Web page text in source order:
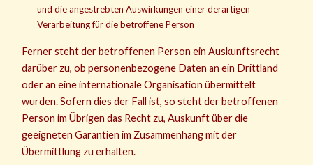
und die angestrebten Auswirkungen einer derartigen
Verarbeitung für die betroffene Person
Ferner steht der betroffenen Person ein Auskunftsrecht
darüber zu, ob personenbezogene Daten an ein Drittland
oder an eine internationale Organisation übermittelt
wurden. Sofern dies der Fall ist, so steht der betroffenen
Person im Übrigen das Recht zu, Auskunft über die
geeigneten Garantien im Zusammenhang mit der
Übermittlung zu erhalten.